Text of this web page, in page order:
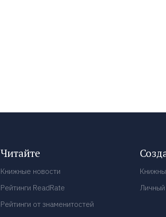
Читайте
Книжные новости
Рейтинги ReadRate
Рейтинги от знаменитостей